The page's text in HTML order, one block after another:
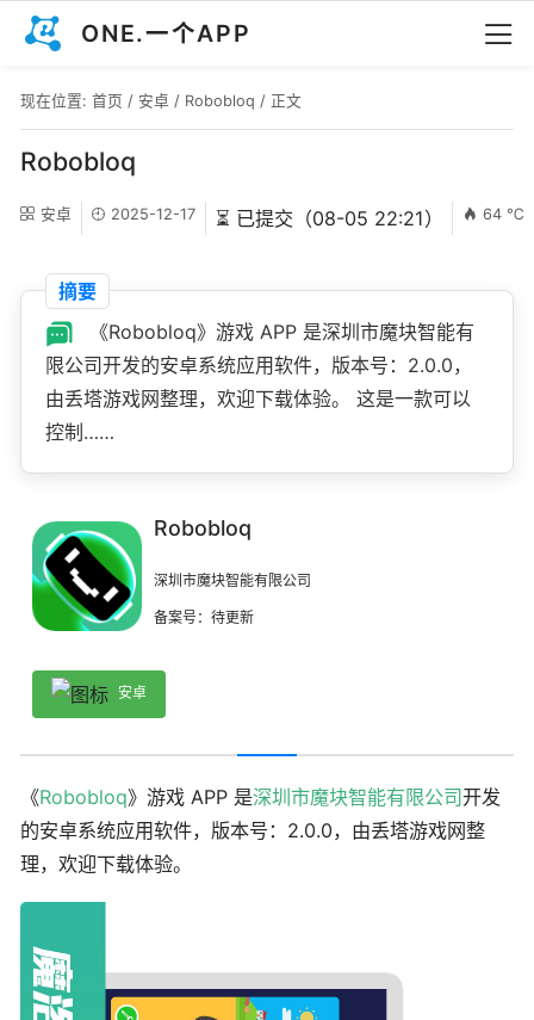
ONE.一个APP
现在位置: 首页 / 安卓 / Robobloq / 正文
Robobloq
安卓 2025-12-17 ⏳ 已提交（08-05 22:21） 64 ℃
摘要
《Robobloq》游戏 APP 是深圳市魔块智能有
限公司开发的安卓系统应用软件，版本号：2.0.0，
由丢塔游戏网整理，欢迎下载体验。 这是一款可以
控制……
Robobloq
深圳市魔块智能有限公司
备案号：待更新
安卓
《Robobloq》游戏 APP 是深圳市魔块智能有限公司开发
的安卓系统应用软件，版本号：2.0.0，由丢塔游戏网整
理，欢迎下载体验。